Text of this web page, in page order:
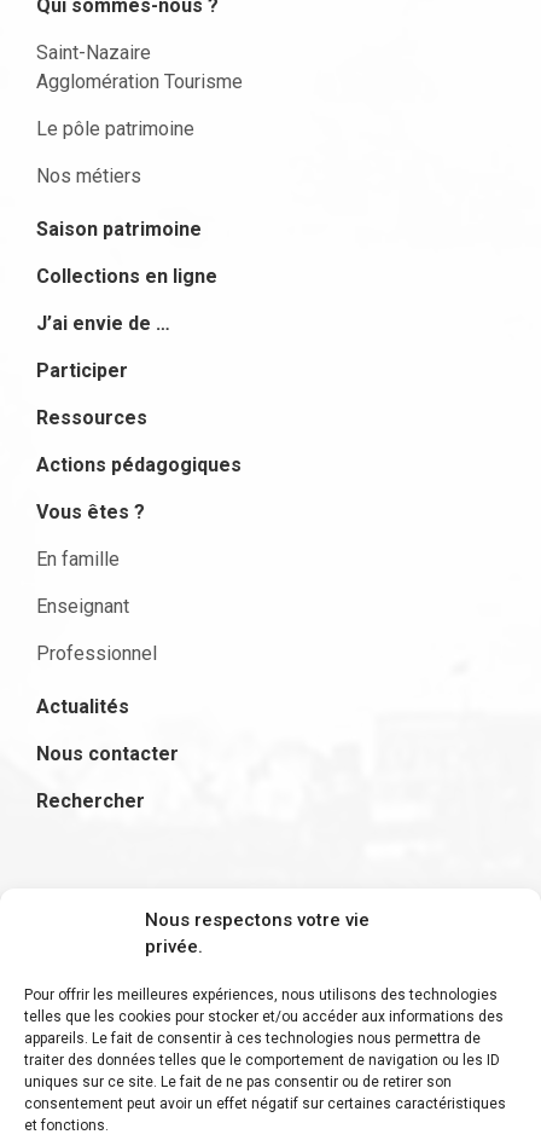
Nous respectons votre vie
privée.
Pour offrir les meilleures expériences, nous utilisons des technologies
telles que les cookies pour stocker et/ou accéder aux informations des
appareils. Le fait de consentir à ces technologies nous permettra de
traiter des données telles que le comportement de navigation ou les ID
uniques sur ce site. Le fait de ne pas consentir ou de retirer son
consentement peut avoir un effet négatif sur certaines caractéristiques
et fonctions.
Qui sommes-nous ?
Saint-Nazaire
Agglomération Tourisme
Le pôle patrimoine
Nos métiers
Saison patrimoine
Collections en ligne
J’ai envie de …
Participer
Ressources
Actions pédagogiques
Vous êtes ?
En famille
Enseignant
Professionnel
Actualités
Nous contacter
Rechercher
S'inscrire à la newsletter
Restez informé des derniers ajouts et des
dernières actualités !